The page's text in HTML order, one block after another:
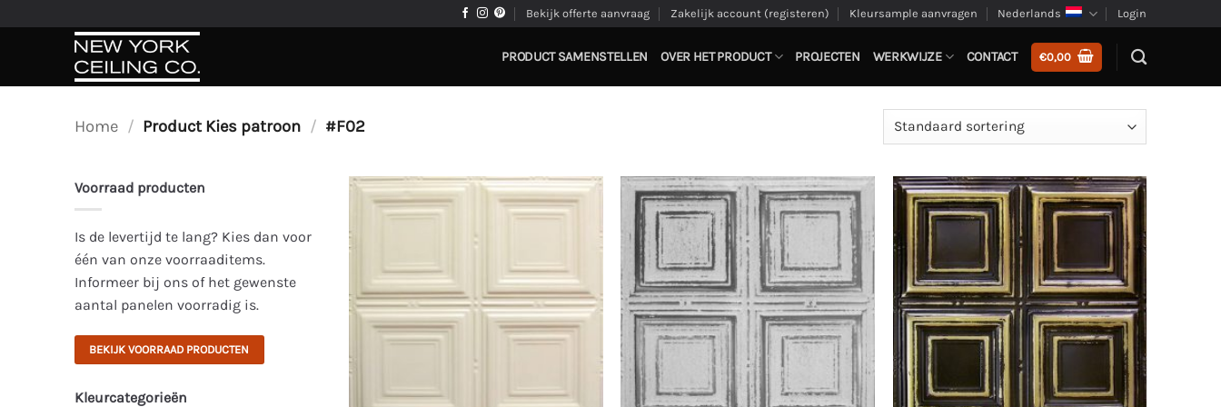
naar
Bekijk offerte aanvraag Zakelijk account (registeren) Kleursample aanvragen Nederlands Login
PRODUCT SAMENSTELLEN OVER HET PRODUCT PROJECTEN WERKWIJZE CONTACT €0,00
Home / Product Kies patroon / #F02
Voorraad producten
Is de levertijd te lang? Kies dan voor
één van onze voorraaditems.
Informeer bij ons of het gewenste
aantal panelen voorradig is.
BEKIJK VOORRAAD PRODUCTEN
Kleurcategorieën